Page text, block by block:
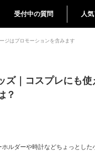
受付中の質問 人
ジはプロモーションを含みます
ズ｜コスプレにも
？
ルダーや時計などちょっとし